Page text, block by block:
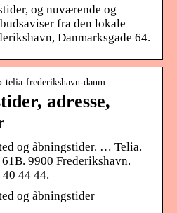
og nuværende og
fra den lokale
Danmarksgade 64.
telia-frederikshavn-danm…
adresse,
og åbningstider. … Telia.
9900 Frederikshavn.
44 44.
og åbningstider